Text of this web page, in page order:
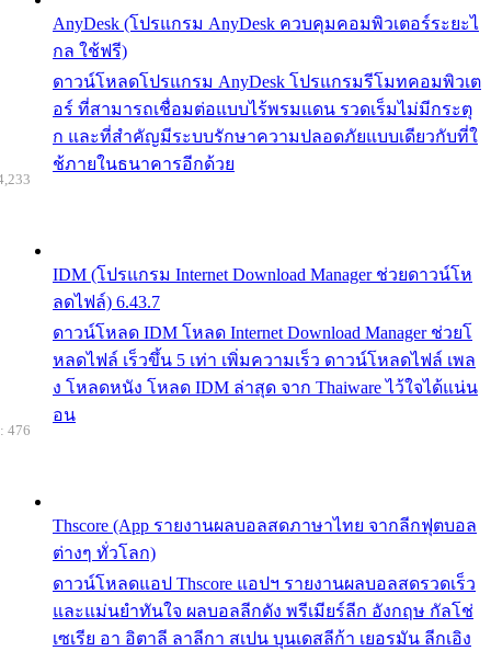
AnyDesk (โปรแกรม AnyDesk ควบคุมคอมพิวเตอร์ระยะไ
กล ใช้ฟรี)
ดาวน์โหลดโปรแกรม AnyDesk โปรแกรมรีโมทคอมพิวเต
อร์ ที่สามารถเชื่อมต่อแบบไร้พรมแดน รวดเร็มไม่มีกระตุ
ก และที่สำคัญมีระบบรักษาความปลอดภัยแบบเดียวกับที่ใ
ช้ภายในธนาคารอีกด้วย
IDM (โปรแกรม Internet Download Manager ช่วยดาวน์โห
ลดไฟล์) 6.43.7
ดาวน์โหลด IDM โหลด Internet Download Manager ช่วยโ
หลดไฟล์ เร็วขึ้น 5 เท่า เพิ่มความเร็ว ดาวน์โหลดไฟล์ เพล
ง โหลดหนัง โหลด IDM ล่าสุด จาก Thaiware ไว้ใจได้แน่น
อน
Thscore (App รายงานผลบอลสดภาษาไทย จากลีกฟุตบอล
ต่างๆ ทั่วโลก)
ดาวน์โหลดแอป Thscore แอปฯ รายงานผลบอลสดรวดเร็ว
และแม่นยำทันใจ ผลบอลลีกดัง พรีเมียร์ลีก อังกฤษ กัลโช่
เซเรีย อา อิตาลี ลาลีกา สเปน บุนเดสลีก้า เยอรมัน ลีกเอิง
476